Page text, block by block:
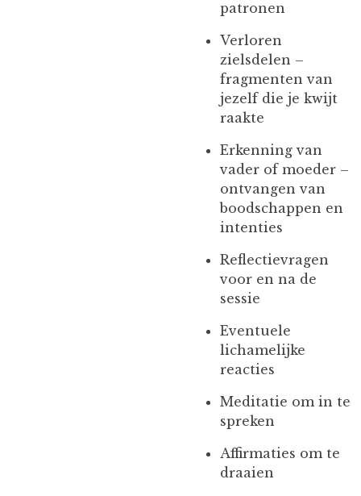
patronen
Verloren
zielsdelen –
fragmenten van
jezelf die je kwijt
raakte
Erkenning van
vader of moeder –
ontvangen van
boodschappen en
intenties
Reflectievragen
voor en na de
sessie
Eventuele
lichamelijke
reacties
Meditatie om in te
spreken
Affirmaties om te
draaien